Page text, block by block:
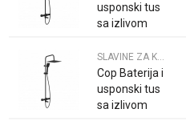
usponski tus
sa izlivom
mat crna
okrugli set C-
01-110M...
SLAVINE ZA KADU I TUS KABINU
Cop Baterija i
usponski tus
sa izlivom